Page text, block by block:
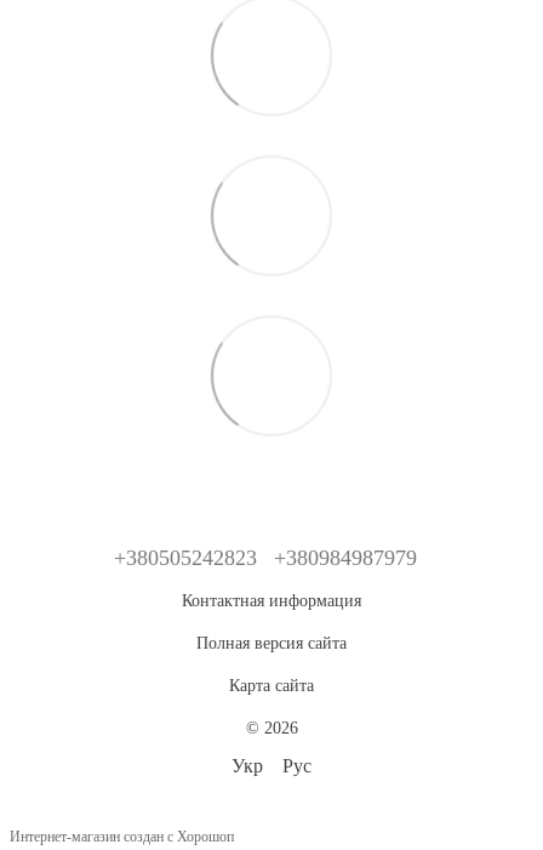
+380505242823 +380984987979
Контактная информация
Полная версия сайта
Карта сайта
© 2026
Укр Рус
Интернет-магазин создан с Хорошоп